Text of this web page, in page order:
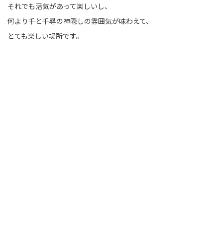
それでも活気があって楽しいし、
何より千と千尋の神隠しの雰囲気が味わえて、
とても楽しい場所です。